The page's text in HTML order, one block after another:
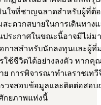
นใจที่ชาญฉลาดสำหรับผู้ที่ต้
ะดวกสบายในการเดินทาง
ประกาศในขณะนี้อาจมีไม่ม
อกาสสำหรับนักลงทุนและผู้
ช้ชีวิตได้อย่างลงตัว หากคุ
การพิจารณาทำเลราชเทวี
วจสอบข้อมูลและติดต่อสอบ
กยภาพแห่งนี้